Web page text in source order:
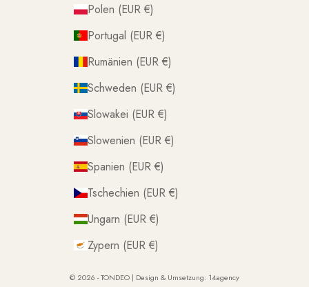
Polen (EUR €)
Portugal (EUR €)
Rumänien (EUR €)
Schweden (EUR €)
Slowakei (EUR €)
Slowenien (EUR €)
Spanien (EUR €)
Tschechien (EUR €)
Ungarn (EUR €)
Zypern (EUR €)
© 2026 - TONDEO | Design & Umsetzung: 14agency